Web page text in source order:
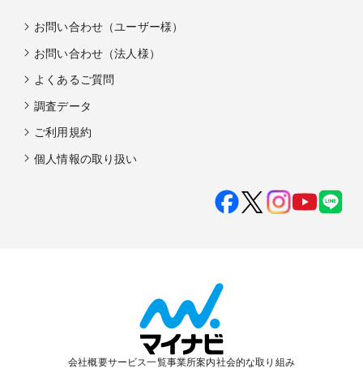
お問い合わせ（ユーザー様）
お問い合わせ（法人様）
よくあるご質問
調査データ
ご利用規約
個人情報の取り扱い
会社概要サービス一覧事業所案内社会的な取り組み